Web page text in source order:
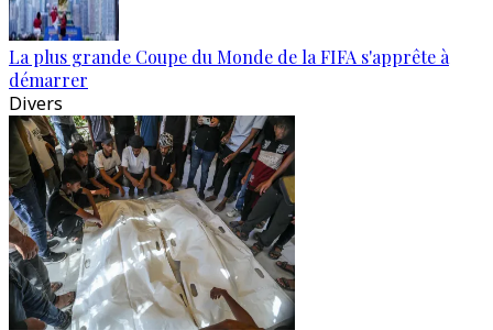
La plus grande Coupe du Monde de la FIFA s'apprête à
démarrer
Divers